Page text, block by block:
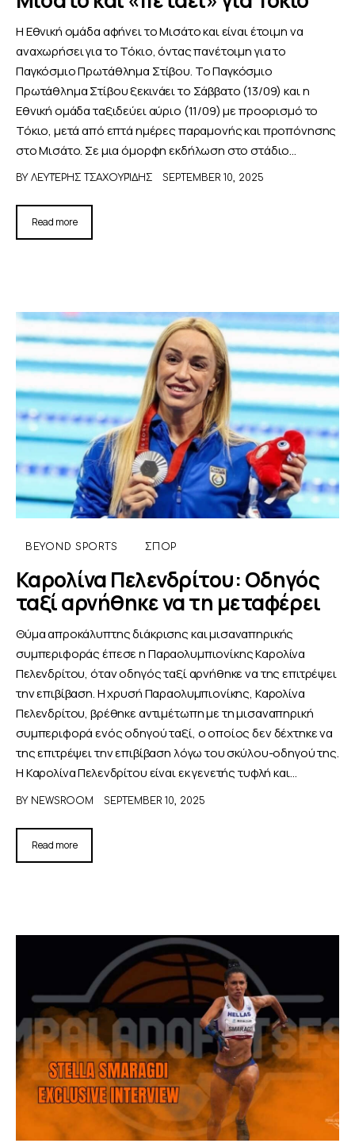
Η Εθνική ομάδα αφήνει το Μισάτο και είναι έτοιμη να
αναχωρήσει για το Τόκιο, όντας πανέτοιμη για το
Παγκόσμιο Πρωτάθλημα Στίβου. Το Παγκόσμιο
Πρωτάθλημα Στίβου ξεκινάει το Σάββατο (13/09) και η
Εθνική ομάδα ταξιδεύει αύριο (11/09) με προορισμό το
Τόκιο, μετά από επτά ημέρες παραμονής και προπόνησης
στο Μισάτο. Σε μια όμορφη εκδήλωση στο στάδιο…
BY ΛΕΥΤΈΡΗΣ ΤΣΑΧΟΥΡΊΔΗΣ SEPTEMBER 10, 2025
Read more
BEYOND SPORTS ΣΠΟΡ
Καρολίνα Πελενδρίτου: Οδηγός
ταξί αρνήθηκε να τη μεταφέρει
Θύμα απροκάλυπτης διάκρισης και μισαναπηρικής
συμπεριφοράς έπεσε η Παραολυμπιονίκης Καρολίνα
Πελενδρίτου, όταν οδηγός ταξί αρνήθηκε να της επιτρέψει
την επιβίβαση. Η χρυσή Παραολυμπιονίκης, Καρολίνα
Πελενδρίτου, βρέθηκε αντιμέτωπη με τη μισαναπηρική
συμπεριφορά ενός οδηγού ταξί, ο οποίος δεν δέχτηκε να
της επιτρέψει την επιβίβαση λόγω του σκύλου-οδηγού της.
Η Καρολίνα Πελενδρίτου είναι εκ γενετής τυφλή και…
BY NEWSROOM SEPTEMBER 10, 2025
Read more